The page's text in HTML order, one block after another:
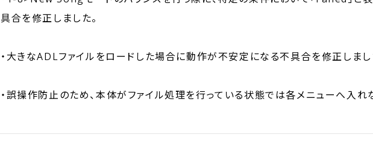
具合を修正しました。
・大きなADLファイルをロードした場合に動作が不安定になる不具合を修正しまし
・誤操作防止のため、本体がファイル処理を行っている状態では各メニューへ入れ